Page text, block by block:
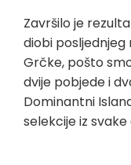
Završilo je
diobi posljednjeg
Grčke, pošto
dvije pobjede i
Dominantni
selekcije iz